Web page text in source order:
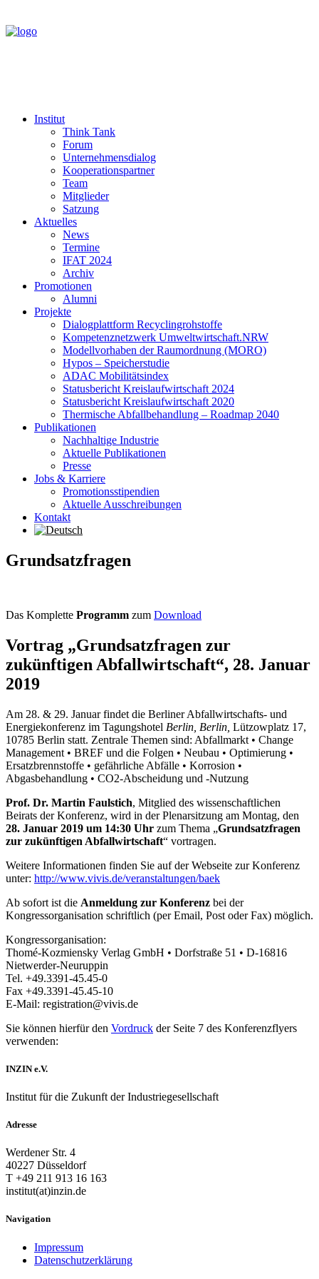
Institut
Think Tank
Forum
Unternehmensdialog
Kooperationspartner
Team
Mitglieder
Satzung
Aktuelles
News
Termine
IFAT 2024
Archiv
Promotionen
Alumni
Projekte
Dialogplattform Recyclingrohstoffe
Kompetenznetzwerk Umweltwirtschaft.NRW
Modellvorhaben der Raumordnung (MORO)
Hypos – Speicherstudie
ADAC Mobilitätsindex
Statusbericht Kreislaufwirtschaft 2024
Statusbericht Kreislaufwirtschaft 2020
Thermische Abfallbehandlung – Roadmap 2040
Publikationen
Nachhaltige Industrie
Aktuelle Publikationen
Presse
Jobs & Karriere
Promotionsstipendien
Aktuelle Ausschreibungen
Kontakt
Grundsatzfragen
Das Komplette Programm zum Download
Vortrag „Grundsatzfragen zur
zukünftigen Abfallwirtschaft“, 28. Januar
2019
Am 28. & 29. Januar findet die Berliner Abfallwirtschafts- und
Energiekonferenz im Tagungshotel Berlin, Berlin, Lützowplatz 17,
10785 Berlin statt. Zentrale Themen sind: Abfallmarkt • Change
Management • BREF und die Folgen • Neubau • Optimierung •
Ersatzbrennstoffe • gefährliche Abfälle • Korrosion •
Abgasbehandlung • CO2-Abscheidung und -Nutzung
Prof. Dr. Martin Faulstich, Mitglied des wissenschaftlichen
Beirats der Konferenz, wird in der Plenarsitzung am Montag, den
28. Januar 2019 um 14:30 Uhr zum Thema „Grundsatzfragen
zur zukünftigen Abfallwirtschaft“ vortragen.
Weitere Informationen finden Sie auf der Webseite zur Konferenz
unter: http://www.vivis.de/veranstaltungen/baek
Ab sofort ist die Anmeldung zur Konferenz bei der
Kongressorganisation schriftlich (per Email, Post oder Fax) möglich.
Kongressorganisation:
Thomé-Kozmiensky Verlag GmbH • Dorfstraße 51 • D-16816
Nietwerder-Neuruppin
Tel. +49.3391-45.45-0
Fax +49.3391-45.45-10
E-Mail: registration@vivis.de
Sie können hierfür den Vordruck der Seite 7 des Konferenzflyers
verwenden:
INZIN e.V.
Institut für die Zukunft der Industriegesellschaft
Adresse
Werdener Str. 4
40227 Düsseldorf
T +49 211 913 16 163
institut(at)inzin.de
Navigation
Impressum
Datenschutzerklärung